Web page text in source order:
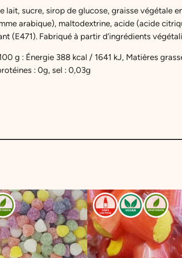
P
a
t
è
lait, sucre, sirop de glucose, graisse végétale
arabique), maltodextrine, acide (acide
(E471). Fabriqué à partir d’ingrédients
g : Énergie 388 kcal / 1641 kJ, Matières
: 0g, sel : 0,03g